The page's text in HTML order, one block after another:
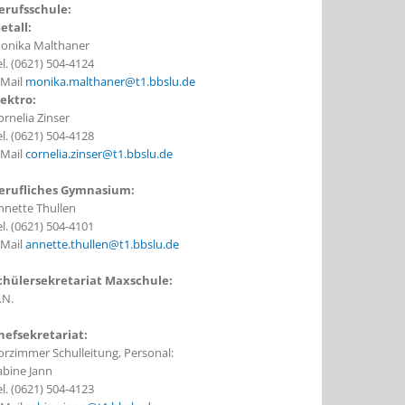
Malthaner
(0621) 504-4124
monika.malthaner@t1.bbslu.de
Zinser
(0621) 504-4128
cornelia.zinser@t1.bbslu.de
Gymnasium:
Thullen
(0621) 504-4101
annette.thullen@t1.bbslu.de
Maxschule:
Schulleitung, Personal:
Jann
(0621) 504-4123